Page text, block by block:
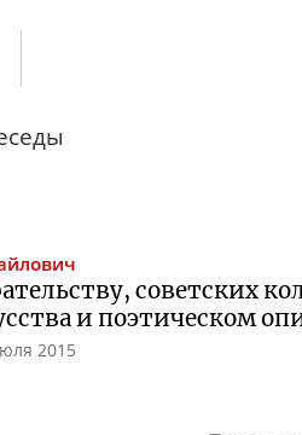
советских
и поэтическом
2015